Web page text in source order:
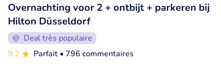
Overnachting voor 2 + ontbijt + parkeren bij
Hilton Düsseldorf
Deal très populaire
9.2
Parfait • 796 commentaires